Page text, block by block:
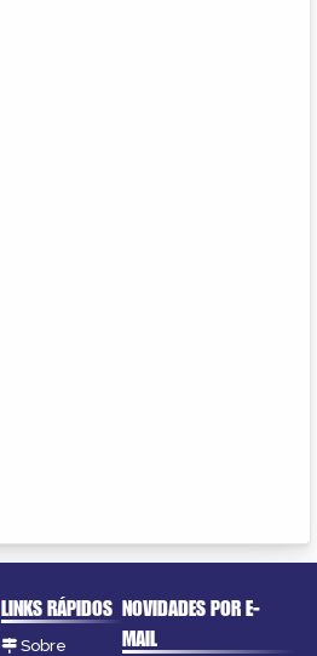
LINKS RÁPIDOS
Sobre
NOVIDADES POR E-
MAIL